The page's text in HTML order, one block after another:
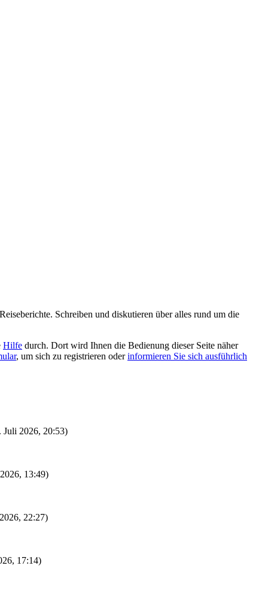
Schreiben und diskutieren über alles rund um die
Hilfe durch. Dort wird Ihnen die Bedienung dieser Seite näher
, um sich zu registrieren oderinformieren Sie sich ausführlich
Juli 2026, 20:53)
13:49)
22:27)
17:14)